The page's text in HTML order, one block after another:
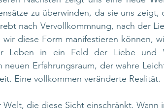
zu überwinden, da sie uns zeigt,
nach Vervollkommnung, nach der
diese Form manifestieren können,
Leben in ein Feld der Liebe und
neuen Erfahrungsraum, der wahre
Eine vollkommen veränderte Realität.
die diese Sicht einschränkt. Wann